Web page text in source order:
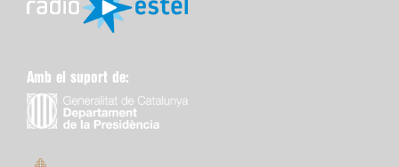
Amb el suport de: